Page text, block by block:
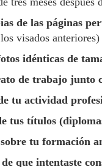
de las páginas
visados anteriores)
idénticas de
de trabajo junto
tu actividad
tus títulos
tu formación
de que intentaste